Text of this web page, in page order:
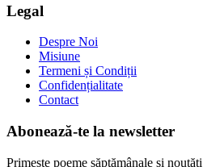
Legal
Despre Noi
Misiune
Termeni și Condiții
Confidențialitate
Contact
Abonează-te la newsletter
Primește poeme săptămânale și